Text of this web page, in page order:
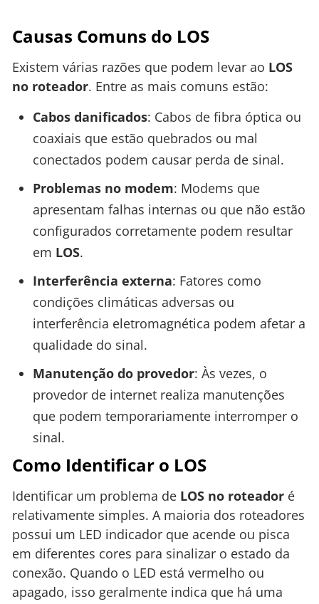
Causas Comuns do LOS
Existem várias razões que podem levar ao LOS
no roteador. Entre as mais comuns estão:
Cabos danificados: Cabos de fibra óptica ou
coaxiais que estão quebrados ou mal
conectados podem causar perda de sinal.
Problemas no modem: Modems que
apresentam falhas internas ou que não estão
configurados corretamente podem resultar
em LOS.
Interferência externa: Fatores como
condições climáticas adversas ou
interferência eletromagnética podem afetar a
qualidade do sinal.
Manutenção do provedor: Às vezes, o
provedor de internet realiza manutenções
que podem temporariamente interromper o
sinal.
Como Identificar o LOS
Identificar um problema de LOS no roteador é
relativamente simples. A maioria dos roteadores
possui um LED indicador que acende ou pisca
em diferentes cores para sinalizar o estado da
conexão. Quando o LED está vermelho ou
apagado, isso geralmente indica que há uma